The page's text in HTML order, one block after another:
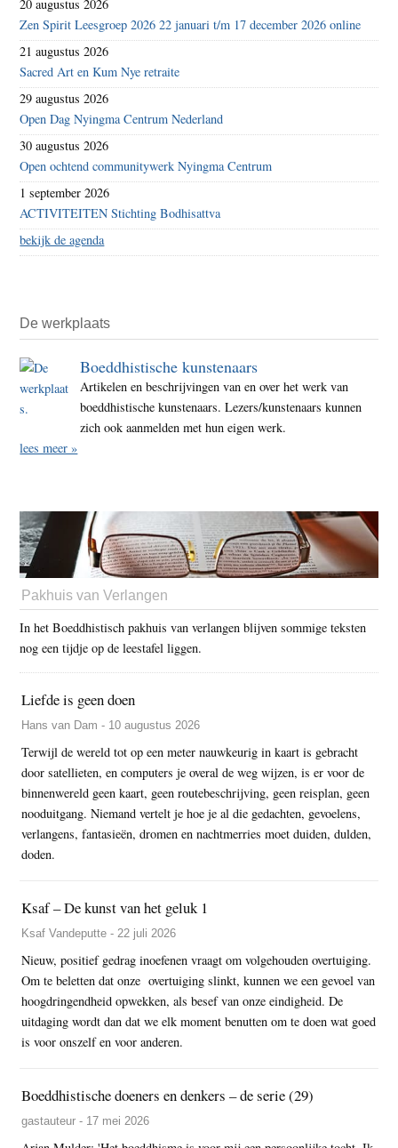
20 augustus 2026
Zen Spirit Leesgroep 2026 22 januari t/m 17 december 2026 online
21 augustus 2026
Sacred Art en Kum Nye retraite
29 augustus 2026
Open Dag Nyingma Centrum Nederland
30 augustus 2026
Open ochtend communitywerk Nyingma Centrum
1 september 2026
ACTIVITEITEN Stichting Bodhisattva
bekijk de agenda
De werkplaats
Boeddhistische kunstenaars
Artikelen en beschrijvingen van en over het werk van
boeddhistische kunstenaars. Lezers/kunstenaars kunnen
zich ook aanmelden met hun eigen werk.
lees meer »
Pakhuis van Verlangen
In het Boeddhistisch pakhuis van verlangen blijven sommige teksten
nog een tijdje op de leestafel liggen.
Liefde is geen doen
Hans van Dam - 10 augustus 2026
Terwijl de wereld tot op een meter nauwkeurig in kaart is gebracht
door satellieten, en computers je overal de weg wijzen, is er voor de
binnenwereld geen kaart, geen routebeschrijving, geen reisplan, geen
nooduitgang. Niemand vertelt je hoe je al die gedachten, gevoelens,
verlangens, fantasieën, dromen en nachtmerries moet duiden, dulden,
doden.
Ksaf – De kunst van het geluk 1
Ksaf Vandeputte - 22 juli 2026
Nieuw, positief gedrag inoefenen vraagt om volgehouden overtuiging.
Om te beletten dat onze overtuiging slinkt, kunnen we een gevoel van
hoogdringendheid opwekken, als besef van onze eindigheid. De
uitdaging wordt dan dat we elk moment benutten om te doen wat goed
is voor onszelf en voor anderen.
Boeddhistische doeners en denkers – de serie (29)
gastauteur - 17 mei 2026